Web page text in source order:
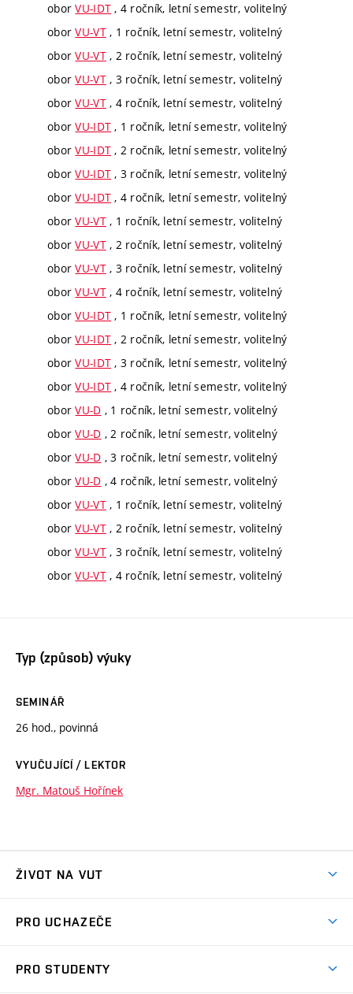
oborVU-IDT , 4 ročník, letní semestr, volitelný
oborVU-VT, 1 ročník, letní semestr, volitelný
oborVU-VT, 2 ročník, letní semestr, volitelný
oborVU-VT, 3 ročník, letní semestr, volitelný
oborVU-VT, 4 ročník, letní semestr, volitelný
oborVU-IDT , 1 ročník, letní semestr, volitelný
oborVU-IDT , 2 ročník, letní semestr, volitelný
oborVU-IDT , 3 ročník, letní semestr, volitelný
oborVU-IDT , 4 ročník, letní semestr, volitelný
oborVU-VT, 1 ročník, letní semestr, volitelný
oborVU-VT, 2 ročník, letní semestr, volitelný
oborVU-VT, 3 ročník, letní semestr, volitelný
oborVU-VT, 4 ročník, letní semestr, volitelný
oborVU-IDT , 1 ročník, letní semestr, volitelný
oborVU-IDT , 2 ročník, letní semestr, volitelný
oborVU-IDT , 3 ročník, letní semestr, volitelný
oborVU-IDT , 4 ročník, letní semestr, volitelný
oborVU-D , 1 ročník, letní semestr, volitelný
oborVU-D , 2 ročník, letní semestr, volitelný
oborVU-D , 3 ročník, letní semestr, volitelný
oborVU-D , 4 ročník, letní semestr, volitelný
oborVU-VT, 1 ročník, letní semestr, volitelný
oborVU-VT, 2 ročník, letní semestr, volitelný
oborVU-VT, 3 ročník, letní semestr, volitelný
oborVU-VT, 4 ročník, letní semestr, volitelný
Typ (způsob) výuky
SEMINÁŘ
26 hod., povinná
VYUČUJÍCÍ / LEKTOR
Mgr. Matouš Hořínek
ŽIVOT NA VUT
Koleje
PRO UCHAZEČE
PRO STUDENTY